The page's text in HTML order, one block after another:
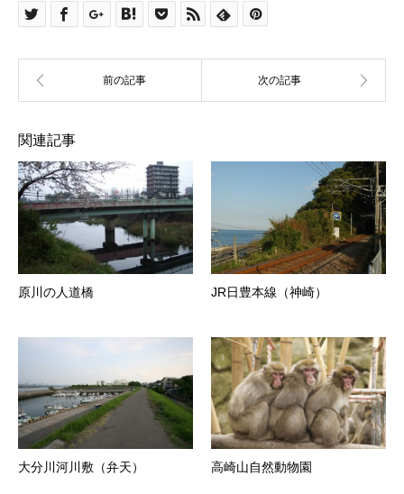
関連記事
原川の人道橋 JR日豊本線（神崎）
大分川河川敷（弁天） 高崎山自然動物園